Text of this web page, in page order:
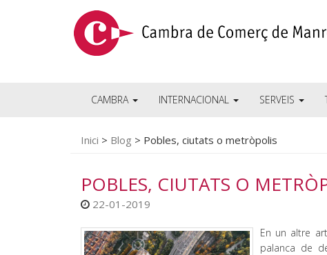
CAMBRA INTERNACIONAL SERVEIS
Inici > Blog > Pobles, ciutats o metròpolis
POBLES, CIUTATS O
22-01-2019
En un altre
palanca de